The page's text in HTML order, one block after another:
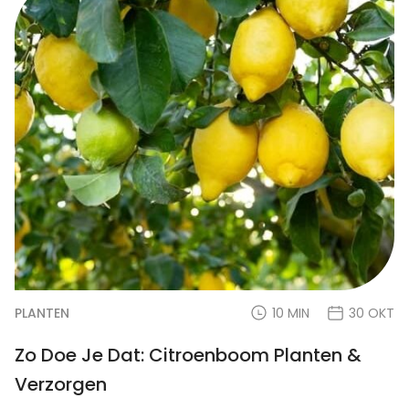
PLANTEN 10 MIN 30 OKT
Zo Doe Je Dat: Citroenboom Planten &
Verzorgen